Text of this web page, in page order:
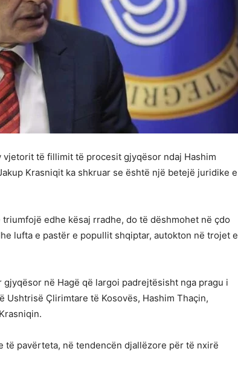
të fillimit të procesit gjyqësor ndaj Hashim
Krasniqit ka shkruar se është një betejë juridike e
edhe kësaj rradhe, do të dëshmohet në çdo
lufta e pastër e popullit shqiptar, autokton në trojet e
në Hagë që largoi padrejtësisht nga pragu i
Çlirimtare të Kosovës, Hashim Thaçin,
të pavërteta, në tendencën djallëzore për të nxirë